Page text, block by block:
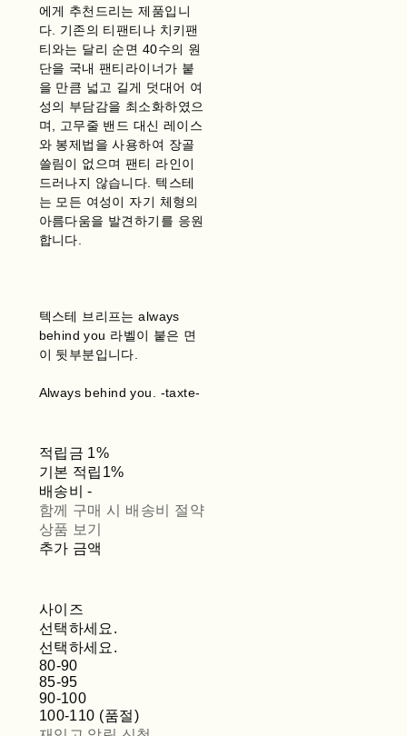
에게 추천드리는 제품입니
다. 기존의 티팬티나 치키팬
티와는 달리 순면 40수의 원
단을 국내 팬티라이너가 붙
을 만큼 넓고 길게 덧대어 여
성의 부담감을 최소화하였으
며, 고무줄 밴드 대신 레이스
와 봉제법을 사용하여 장골
쓸림이 없으며 팬티 라인이
드러나지 않습니다. 텍스테
는 모든 여성이 자기 체형의
아름다움을 발견하기를 응원
합니다.
텍스테 브리프는 always
behind you 라벨이 붙은 면
이 뒷부분입니다.
Always behind you. -taxte-
적립금 1%
기본 적립 1%
배송비-
함께 구매 시 배송비 절약
상품 보기
추가 금액
사이즈
선택하세요.
선택하세요.
80-90
85-95
90-100
100-110 (품절)